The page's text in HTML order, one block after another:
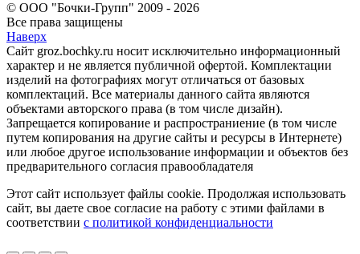
© ООО "Бочки-Групп" 2009 - 2026
Все права защищены
Наверх
Сайт groz.bochky.ru носит исключительно информационный
характер и не является публичной офертой. Комплектации
изделий на фотографиях могут отличаться от базовых
комплектаций. Все материалы данного сайта являются
объектами авторского права (в том числе дизайн).
Запрещается копирование и распространиение (в том числе
путем копирования на другие сайты и ресурсы в Интернете)
или любое другое использование информации и объектов без
предварительного согласия правообладателя
Этот сайт использует файлы cookie. Продолжая использовать
сайт, вы даете свое согласие на работу с этими файлами в
соответствии с политикой конфиденциальности